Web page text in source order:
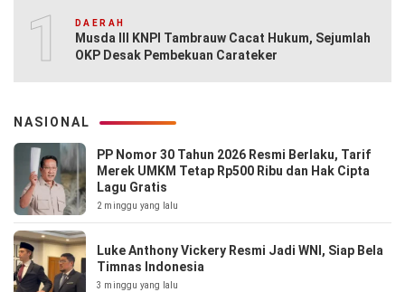
10DAERAH
Musda III KNPI Tambrauw Cacat Hukum, Sejumlah
OKP Desak Pembekuan Carateker
NASIONAL
PP Nomor 30 Tahun 2026 Resmi Berlaku, Tarif
Merek UMKM Tetap Rp500 Ribu dan Hak Cipta
Lagu Gratis
2 minggu yang lalu
Luke Anthony Vickery Resmi Jadi WNI, Siap Bela
Timnas Indonesia
3 minggu yang lalu